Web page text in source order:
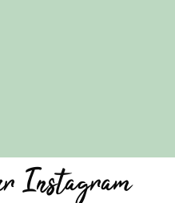
Instagram